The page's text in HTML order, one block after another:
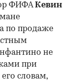
ФИФАКевин
по продаже
не
при
словам,